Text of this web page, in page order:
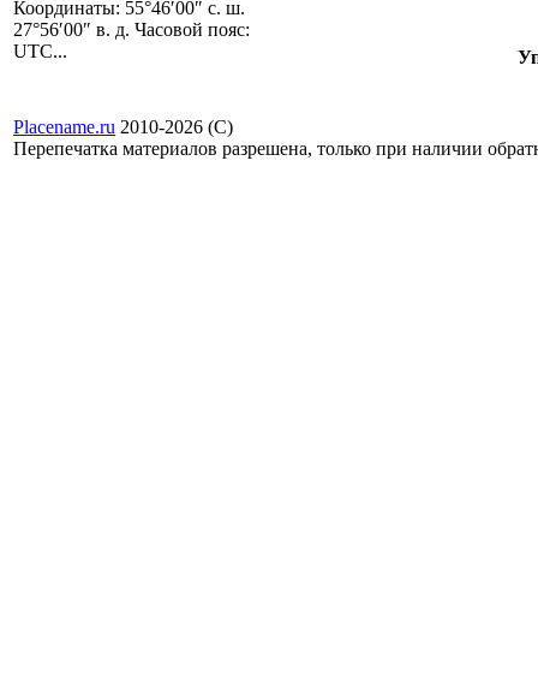
Координаты: 55°46′00″ с. ш.
27°56′00″ в. д. Часовой пояс:
UTC...
Placename.ru 2010-2026 (С)
Перепечатка материалов разрешена, только при наличии